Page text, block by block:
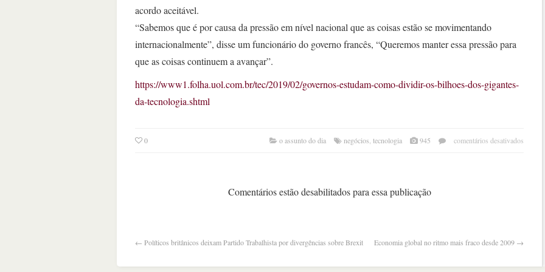
acordo aceitável.
“Sabemos que é por causa da pressão em nível nacional que as coisas estão se movimentando
internacionalmente”, disse um funcionário do governo francês, “Queremos manter essa pressão para
que as coisas continuem a avançar”.
https://www1.folha.uol.com.br/tec/2019/02/governos-estudam-como-dividir-os-bilhoes-dos-gigantes-
da-tecnologia.shtml
0 o assunto do dia negócios tecnologia 945 comentários desativados
Comentários estão desabilitados para essa publicação
← Políticos britânicos deixam Partido Trabalhista por divergências sobre Brexit Economia global no ritmo mais fraco desde 2009 →